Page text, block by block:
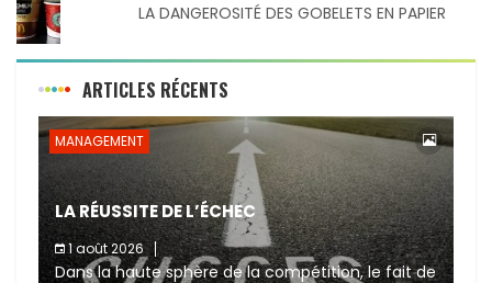
LA DANGEROSITÉ DES GOBELETS EN PAPIER
ARTICLES RÉCENTS
MANAGEMENT
LA RÉUSSITE DE L’ÉCHEC
1 août 2026
Dans la haute sphère de la compétition, le fait de